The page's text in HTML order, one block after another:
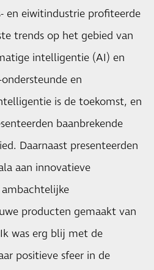
en eiwitindustrie profiteerde
trends op het gebied van
intelligentie (AI) en
en
is de toekomst, en
baanbrekende
Daarnaast presenteerden
aan innovatieve
producten gemaakt van
was erg blij met de
positieve sfeer in de